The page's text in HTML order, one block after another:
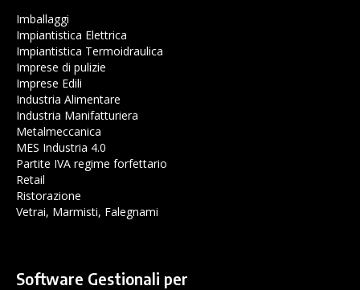
Imballaggi
Impiantistica Elettrica
Impiantistica Termoidraulica
Imprese di pulizie
Imprese Edili
Industria Alimentare
Industria Manifatturiera
Metalmeccanica
MES Industria 4.0
Partite IVA regime forfettario
Retail
Ristorazione
Vetrai, Marmisti, Falegnami
Software Gestionali per